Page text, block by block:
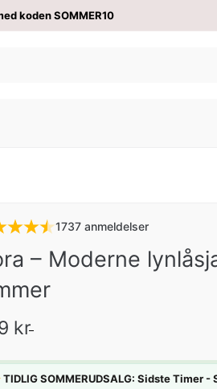
koden SOMMER10
1737 anmeldelser
– Moderne
kr
TIDLIG SOMMERUDSALG: Sidste Timer